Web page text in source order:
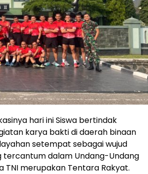
hari ini Siswa bertindak
karya bakti di daerah binaan
setempat sebagai wujud
tercantum dalam Undang-Undang
merupakan Tentara Rakyat.